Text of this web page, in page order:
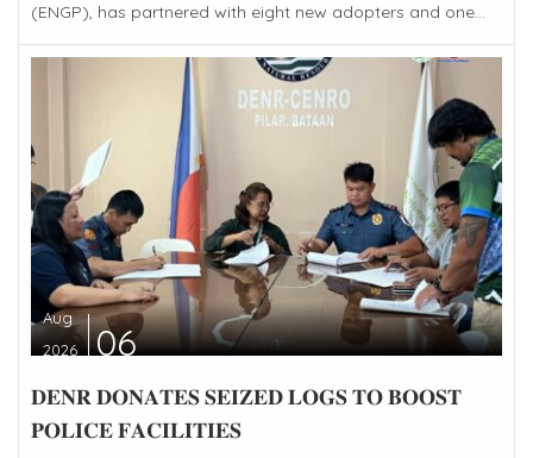
(ENGP), has partnered with eight new adopters and one...
Aug
2026
06
𝐃𝐄𝐍𝐑 𝐃𝐎𝐍𝐀𝐓𝐄𝐒 𝐒𝐄𝐈𝐙𝐄𝐃 𝐋𝐎𝐆𝐒 𝐓𝐎 𝐁𝐎𝐎𝐒𝐓
𝐏𝐎𝐋𝐈𝐂𝐄 𝐅𝐀𝐂𝐈𝐋𝐈𝐓𝐈𝐄𝐒